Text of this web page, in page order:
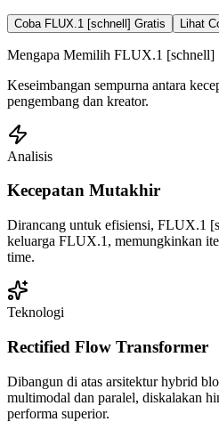
Coba FLUX.1 [schnell] Gratis Lihat
Mengapa Memilih FLUX.1 [schnell]
Keseimbangan sempurna antara
pengembang dan kreator.
Analisis
Kecepatan Mutakhir
Dirancang untuk efisiensi, FLUX.1
keluarga FLUX.1, memungkinkan
time.
Teknologi
Rectified Flow Transformer
Dibangun di atas arsitektur hybrid
multimodal dan paralel, diskalakan
performa superior.